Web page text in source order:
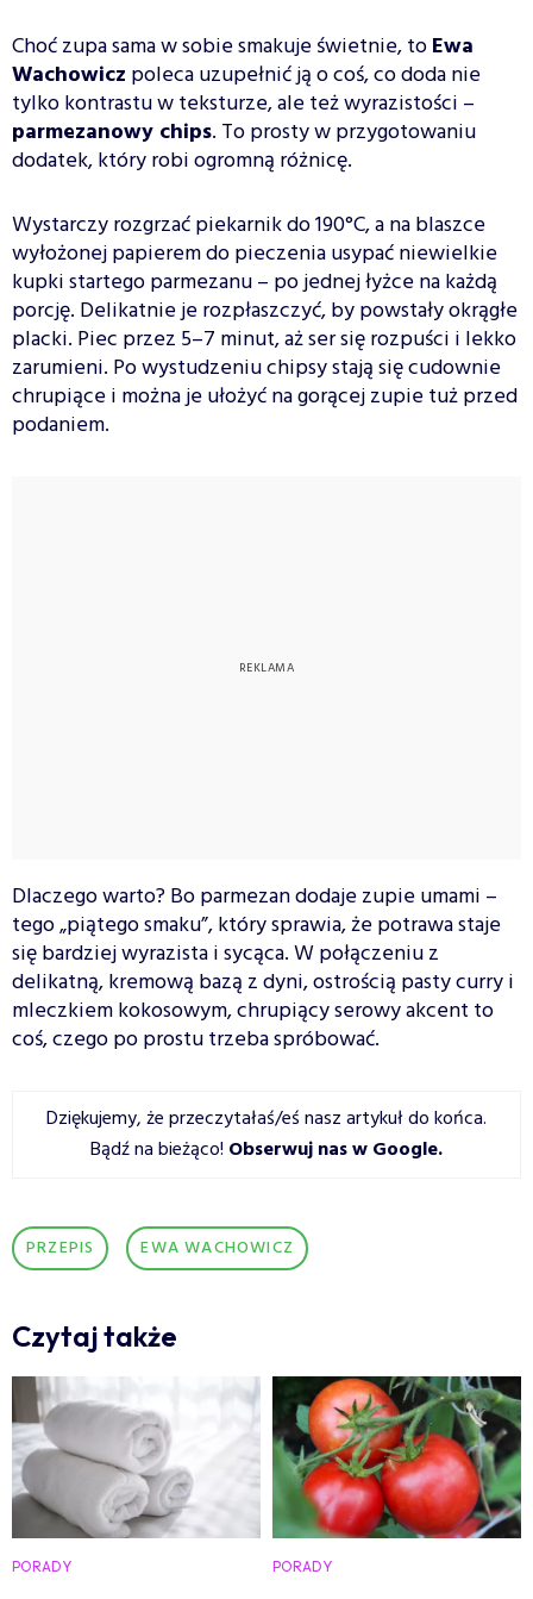
Choć zupa sama w sobie smakuje świetnie, toEwa
Wachowicz poleca uzupełnić ją o coś, co doda nie
tylko kontrastu w teksturze, ale też wyrazistości –
parmezanowy chips. To prosty w przygotowaniu
dodatek, który robi ogromną różnicę.
Wystarczy rozgrzać piekarnik do 190°C, a na blaszce
wyłożonej papierem do pieczenia usypać niewielkie
kupki startego parmezanu – po jednej łyżce na każdą
porcję. Delikatnie je rozpłaszczyć, by powstały okrągłe
placki. Piec przez 5–7 minut, aż ser się rozpuści i lekko
zarumieni. Po wystudzeniu chipsy stają się cudownie
chrupiące i można je ułożyć na gorącej zupie tuż przed
podaniem.
Dlaczego warto? Bo parmezan dodaje zupie umami –
tego „piątego smaku”, który sprawia, że potrawa staje
się bardziej wyrazista i sycąca. W połączeniu z
delikatną, kremową bazą z dyni, ostrością pasty curry i
mleczkiem kokosowym, chrupiący serowy akcent to
coś, czego po prostu trzeba spróbować.
Dziękujemy, że przeczytałaś/eś nasz artykuł do końca.
Bądź na bieżąco! Obserwuj nas w Google.
PRZEPIS EWA WACHOWICZ
Czytaj także
PORADY PORADY